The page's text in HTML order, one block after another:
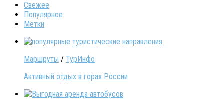
Свежее
Популярное
Метки
Маршруты / ТурИнфо
Активный отдых в горах России